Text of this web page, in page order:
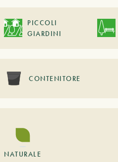
PICCOLI
GIARDINI
CONTENITORE
NATURALE